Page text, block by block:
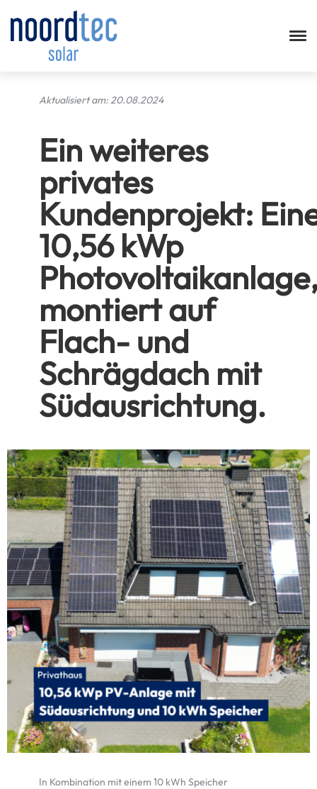
Aktualisiert am: 20.08.2024
Ein weiteres
privates
Kundenprojekt:
10,56 kWp
montiert auf
Flach- und
Schrägdach mit
Südausrichtung.
In Kombination mit einem 10 kWh Speicher